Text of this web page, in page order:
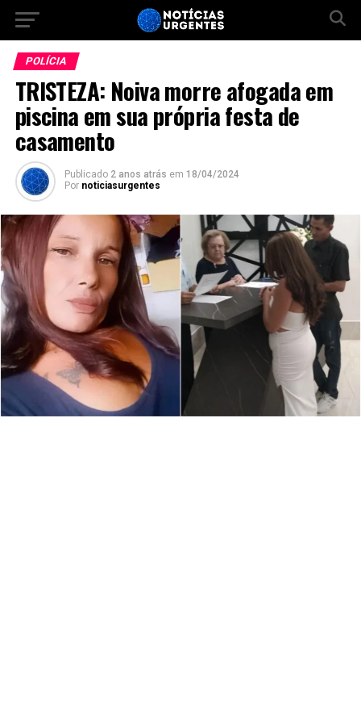
POLÍCIA
TRISTEZA: Noiva morre afogada em
piscina em sua própria festa de
casamento
Publicado 2 anos atrás em 18/04/2024
Por noticiasurgentes